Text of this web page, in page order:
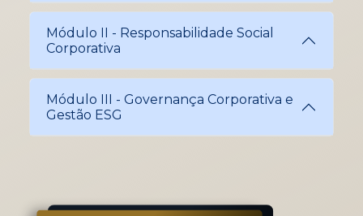
Módulo II - Responsabilidade Social
Corporativa
Módulo III - Governança Corporativa e
Gestão ESG